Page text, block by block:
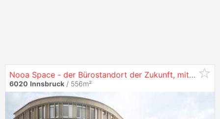
Nooa Space - der Bürostandort der Zukunft, mit 556 m² in
6020 Innsbruck / 556m²